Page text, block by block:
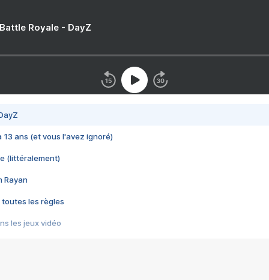
Royale - DayZ
13 ans (et vous l'avez ignoré)
(littéralement)
Rayan
toutes les règles
les jeux vidéo